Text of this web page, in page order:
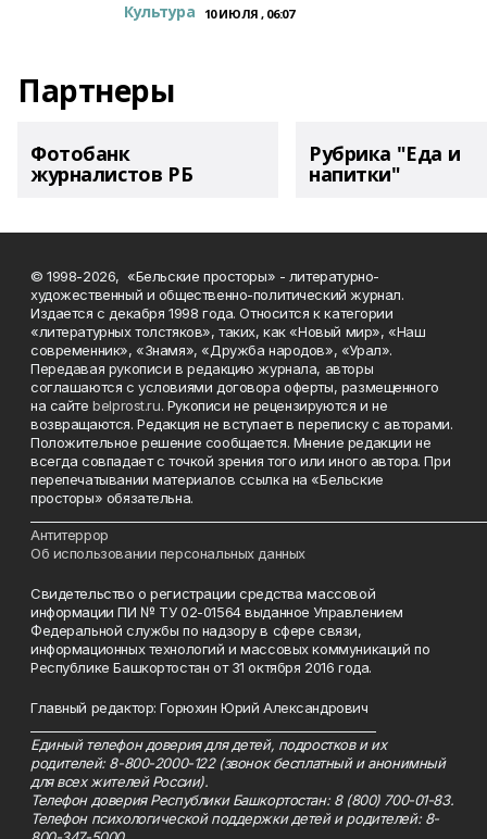
Культура 10 ИЮЛЯ , 06:07
Партнеры
Фотобанк
журналистов РБ
Рубрика "Еда и
напитки"
© 1998-2026, «Бельские просторы» - литературно-
художественный и общественно-политический журнал.
Издается с декабря 1998 года. Относится к категории
«литературных толстяков», таких, как «Новый мир», «Наш
современник», «Знамя», «Дружба народов», «Урал».
Передавая рукописи в редакцию журнала, авторы
соглашаются с условиями договора оферты, размещенного
на сайтеbelprost.ru. Рукописи не рецензируются и не
возвращаются. Редакция не вступает в переписку с авторами.
Положительное решение сообщается. Мнение редакции не
всегда совпадает с точкой зрения того или иного автора. При
перепечатывании материалов ссылка на «Бельские
просторы» обязательна.
Антитеррор
Об использовании персональных данных
Свидетельство о регистрации средства массовой
информации ПИ № ТУ 02-01564 выданное Управлением
Федеральной службы по надзору в сфере связи,
информационных технологий и массовых коммуникаций по
Республике Башкортостан от 31 октября 2016 года.
Главный редактор: Горюхин Юрий Александрович
Единый телефон доверия для детей, подростков и их
родителей: 8-800-2000-122 (звонок бесплатный и анонимный
для всех жителей России).
Телефон доверия Республики Башкортостан: 8 (800) 700-01-83.
Телефон психологической поддержки детей и родителей: 8-